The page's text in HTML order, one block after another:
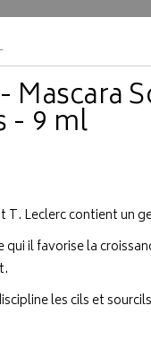
Mascara
- 9 ml
T. Leclerc contient un
il favorise la
les cils et